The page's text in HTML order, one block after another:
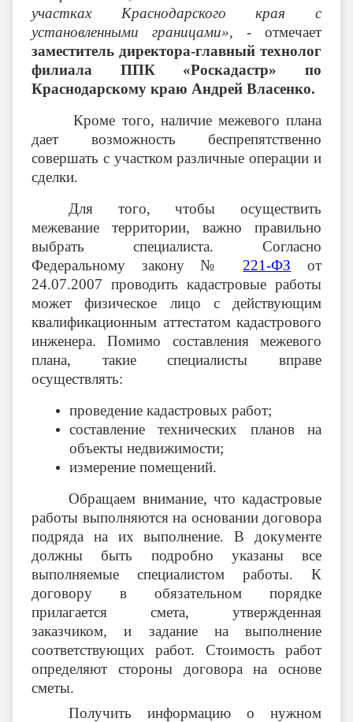
участках Краснодарского края с
установленными границами», - отмечает
заместитель директора-главный технолог
филиала ППК «Роскадастр» по
Краснодарскому краю Андрей Власенко.
Кроме того, наличие межевого плана
дает возможность беспрепятственно
совершать с участком различные операции и
сделки.
Для того, чтобы осуществить
межевание территории, важно правильно
выбрать специалиста. Согласно
Федеральному закону№ 221-ФЗ от
24.07.2007 проводить кадастровые работы
может физическое лицо с действующим
квалификационным аттестатом кадастрового
инженера. Помимо составления межевого
плана, такие специалисты вправе
осуществлять:
проведение кадастровых работ;
составление технических планов на
объекты недвижимости;
измерение помещений.
Обращаем внимание, что кадастровые
работы выполняются на основании договора
подряда на их выполнение. В документе
должны быть подробно указаны все
выполняемые специалистом работы. К
договору в обязательном порядке
прилагается смета, утвержденная
заказчиком, и задание на выполнение
соответствующих работ. Стоимость работ
определяют стороны договора на основе
сметы.
Получить информацию о нужном